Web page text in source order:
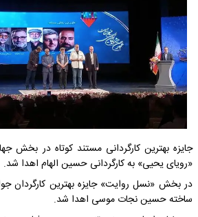
جایزه بهترین کارگردانی مستند کوتاه در بخش
«رویای یحیی» به کارگردانی حسین الهام اهدا شد.
در بخش «نسل روایت» جایزه بهترین کارگردان
ساخته حسین نجات موسی اهدا شد.